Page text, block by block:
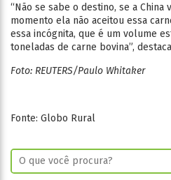
“Não se sabe o destino, se a China
momento ela não aceitou essa
essa incógnita, que é um volume
toneladas de carne bovina”,
Foto: REUTERS/Paulo Whitaker
Fonte: Globo Rural